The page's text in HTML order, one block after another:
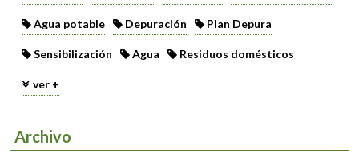
Agua potable Depuración Plan Depura
Sensibilización Agua Residuos domésticos
ver +
Archivo